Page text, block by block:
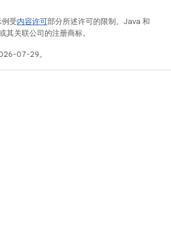
受内容许可部分所述许可的限制。Java 和
关联公司的注册商标。
07-29。